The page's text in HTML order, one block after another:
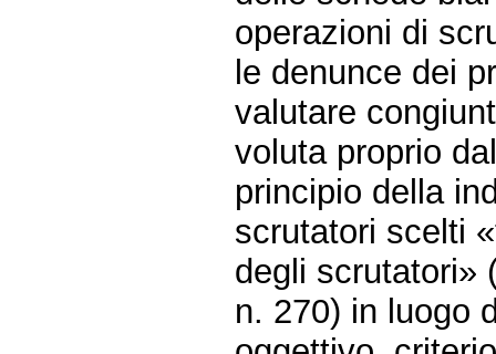
operazioni di
le denunce dei
valutare
voluta proprio
principio della
scrutatori scelti
degli scrutatori»
n. 270) in luogo